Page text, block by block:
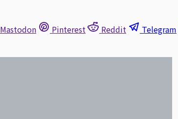
Mastodon Pinterest Reddit Telegram